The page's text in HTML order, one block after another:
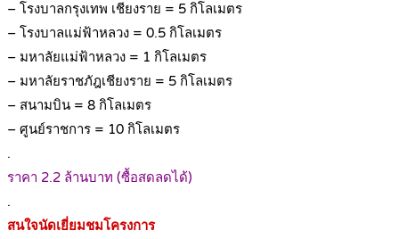
– โรงบาลกรุงเทพ เชียงราย = 5 กิโลเมตร
– โรงบาลแม่ฟ้าหลวง = 0.5 กิโลเมตร
– มหาลัยแม่ฟ้าหลวง = 1 กิโลเมตร
– มหาลัยราชภัฎเชียงราย = 5 กิโลเมตร
– สนามบิน = 8 กิโลเมตร
– ศูนย์ราชการ = 10 กิโลเมตร
.
ราคา 2.2 ล้านบาท (ซื้อสดลดได้)
.
สนใจนัดเยี่ยมชมโครงการ